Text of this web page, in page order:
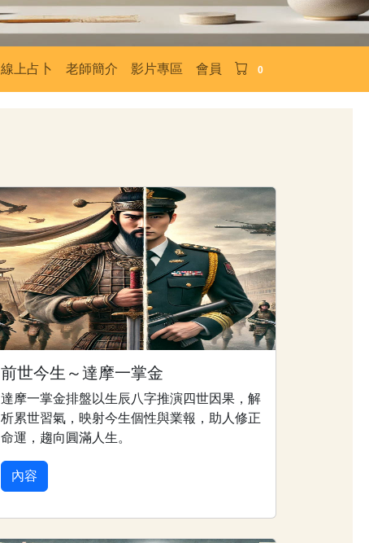
線上占卜 老師簡介 影片專區 會員 0
前世今生～達摩一掌金
達摩一掌金排盤以生辰八字推演四世因果，解
析累世習氣，映射今生個性與業報，助人修正
命運，趨向圓滿人生。
內容